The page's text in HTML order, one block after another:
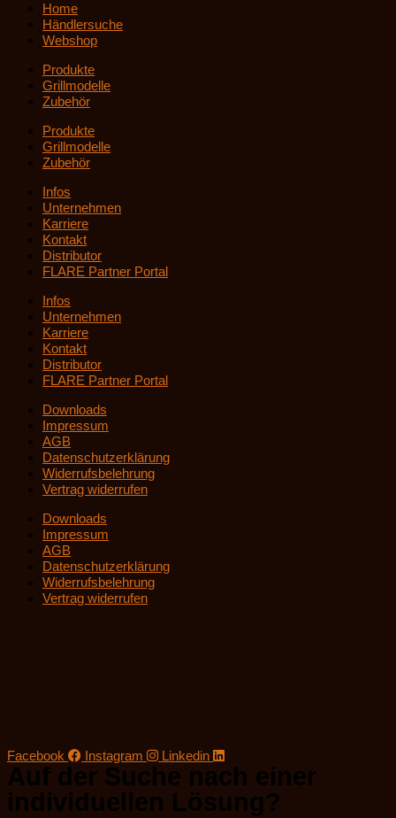
Home
Händlersuche
Webshop
Produkte
Grillmodelle
Zubehör
Produkte
Grillmodelle
Zubehör
Infos
Unternehmen
Karriere
Kontakt
Distributor
FLARE Partner Portal
Infos
Unternehmen
Karriere
Kontakt
Distributor
FLARE Partner Portal
Downloads
Impressum
AGB
Datenschutzerklärung
Widerrufsbelehrung
Vertrag widerrufen
Downloads
Impressum
AGB
Datenschutzerklärung
Widerrufsbelehrung
Vertrag widerrufen
Facebook Instagram Linkedin
Auf der Suche nach einer
individuellen Lösung?